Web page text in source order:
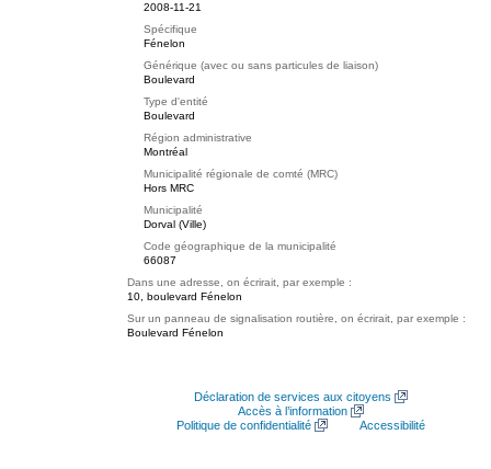
2008-11-21
Spécifique
Fénelon
Générique (avec ou sans particules de liaison)
Boulevard
Type d'entité
Boulevard
Région administrative
Montréal
Municipalité régionale de comté (MRC)
Hors MRC
Municipalité
Dorval (Ville)
Code géographique de la municipalité
66087
Dans une adresse, on écrirait, par exemple :
10, boulevard Fénelon
Sur un panneau de signalisation routière, on écrirait, par exemple :
Boulevard Fénelon
Déclaration de services aux citoyens
Accès à l’information
Politique de confidentialité
Accessibilité